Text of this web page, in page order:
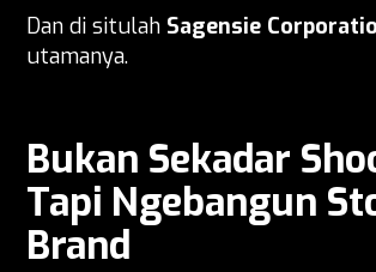
Dan di situlah Sagensie
utamanya.
Bukan Sekadar
Tapi Ngebangun
Brand